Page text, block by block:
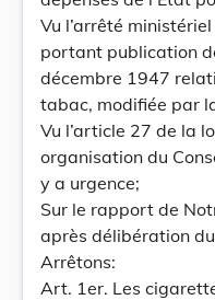
Vu l’arrêté
portant publication
décembre 1947
tabac, modifiée par
Vu l’article 27 de la
organisation du
y a urgence;
Sur le rapport de
après délibération
Arrêtons:
Art. 1er. Les